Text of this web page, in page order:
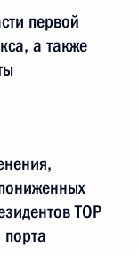
первой
а также
ТОР